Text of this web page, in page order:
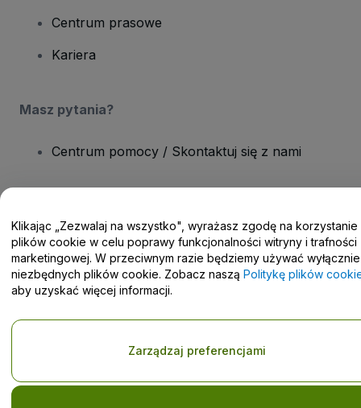
Centrum prasowe
Kariera
Masz pytania?
Centrum pomocy / Skontaktuj się z nami
Prawa autorskie © viagogo GmbH 2026 Informacje dotyczące
Korzystanie z tej strony internetowej oznacza akceptację
Regulaminui Polityki prywatnościorazPolityki dotyczącej plików
cookie
Polityki prywatności w przypadku urządzeń mobilnych
Prośba o nieudostępnianie danych osobowych / Twoje wybory w
Klikając „Zezwalaj na wszystko", wyrażasz zgodę na korzystanie
plików cookie w celu poprawy funkcjonalności witryny i trafności
marketingowej. W przeciwnym razie będziemy używać wyłącznie
niezbędnych plików cookie. Zobacz naszą Politykę plików
aby uzyskać więcej informacji.
Zarządzaj preferencjami